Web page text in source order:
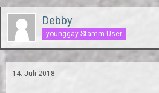
Debby
younggay Stamm-User
14. Juli 2018